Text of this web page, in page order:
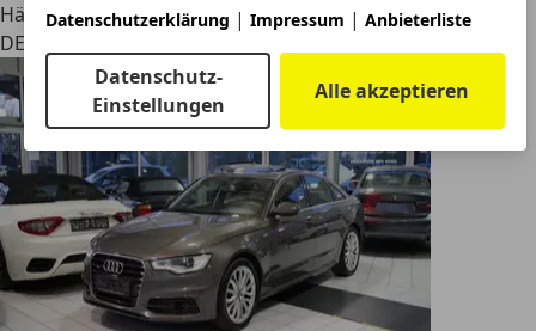
Datenschutzerklärung | Impressum | Anbieterliste
Datenschutz-
Einstellungen
Alle akzeptieren
Händler
DE 46342